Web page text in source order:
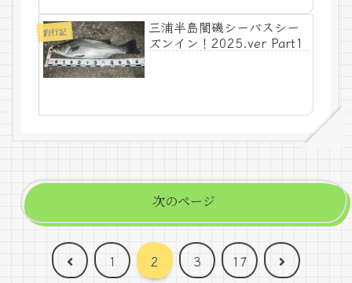
釣行記
三浦半島闇磯シーバスシー
ズンイン！2025.ver Part1
次のページ
前 1 2 3 17 次